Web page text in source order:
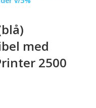
med
2500